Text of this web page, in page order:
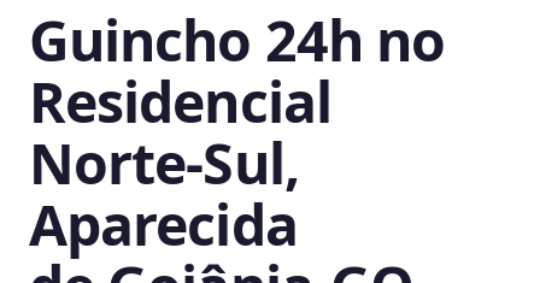
Guincho 24h no
Residencial
Norte-Sul,
Aparecida